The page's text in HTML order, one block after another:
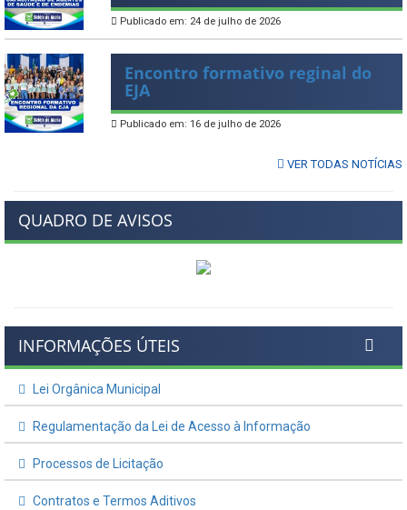
Publicado em: 24 de julho de 2026
Encontro formativo reginal do
EJA
Publicado em: 16 de julho de 2026
VER TODAS NOTÍCIAS
QUADRO DE AVISOS
INFORMAÇÕES ÚTEIS
Lei Orgânica Municipal
Regulamentação da Lei de Acesso à Informação
Processos de Licitação
Contratos e Termos Aditivos